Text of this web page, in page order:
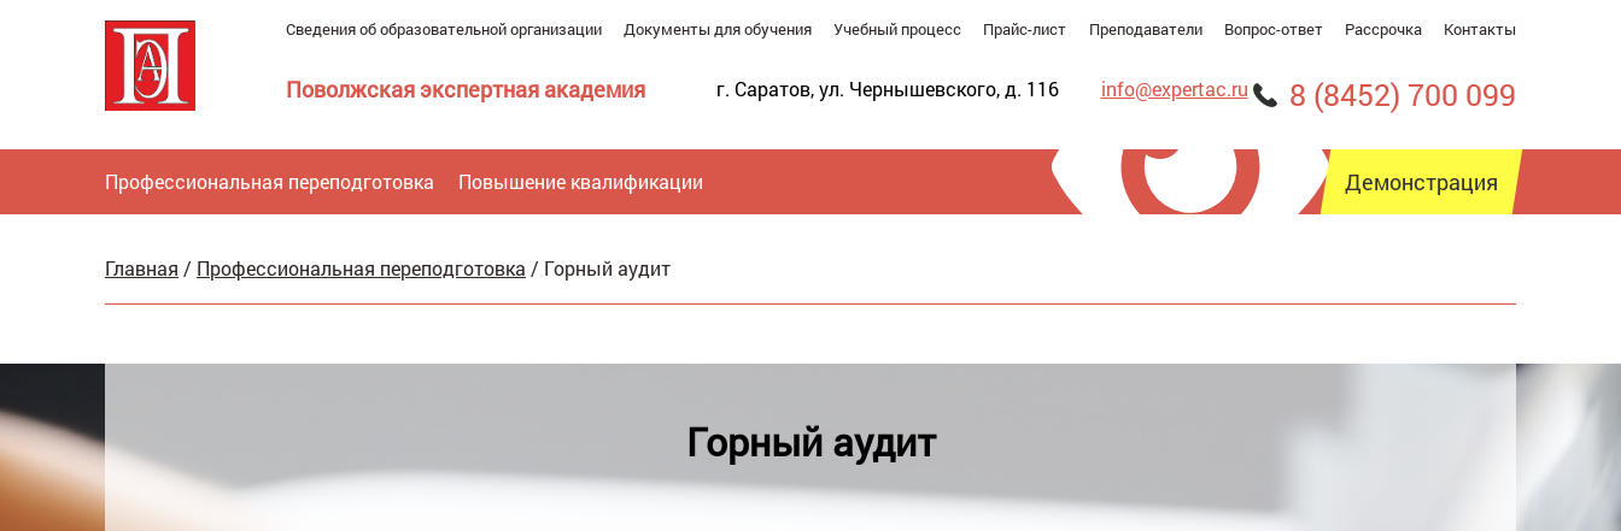
Сведения об образовательной организации Документы для обучения Учебный процесс Прайс-лист Преподаватели Вопрос-ответ Рассрочка Контакты
Поволжская экспертная академия г. Саратов, ул. Чернышевского, д. 116 info@expertac.ru 8 (8452) 700 099
Профессиональная переподготовка Повышение квалификации
Версия для слабовидящих
Демонстрация
Главная / Профессиональная переподготовка / Горный аудит
Горный аудит